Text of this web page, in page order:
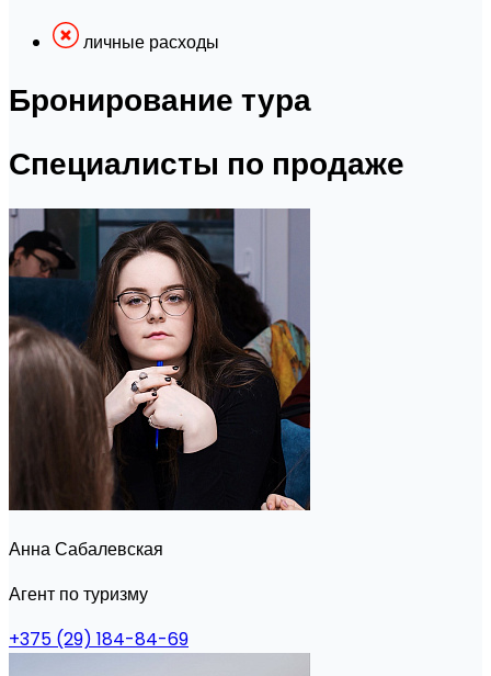
личные расходы
Бронирование тура
Специалисты по продаже
Анна Сабалевская
Агент по туризму
+375 (29) 184-84-69